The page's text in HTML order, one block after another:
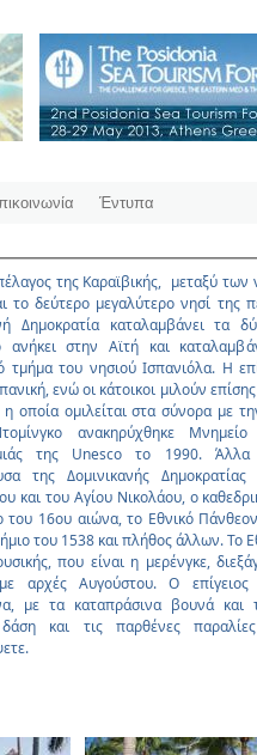
Έντυπα
της Καραϊβικής, µεταξύ
το δεύτερο µεγαλύτερο νησί της
Δηµοκρατία καταλαµβάνει τα
ανήκει στην Αϊτή και
τµήµα του νησιού Ισπανιόλα. Η
ενώ οι κάτοικοι µιλούν
η οποία οµιλείται στα σύνορα µε
ανακηρύχθηκε Μνηµείο
της Unesco το 1990. Άλλα
της Δοµινικανής
και του Αγίου Νικολάου, ο
16ου αιώνα, το Εθνικό
του 1538 και πλήθος άλλων. Το
που είναι η µερένγκε,
αρχές Αυγούστου. Ο
µε τα καταπράσινα βουνά και
δάση και τις παρθένες